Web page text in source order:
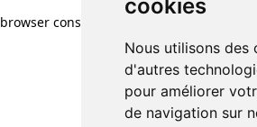
cookies
Nous utilisons des
d'autres
pour améliorer
de navigation sur
browser console for more information)